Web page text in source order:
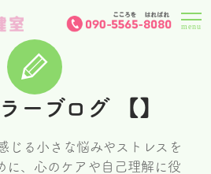
ーブログ 【】
じる小さな悩みやストレスを
に、心のケアや自己理解に役